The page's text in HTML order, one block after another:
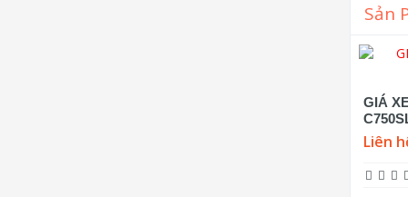
Sản
GIÁ
Liên